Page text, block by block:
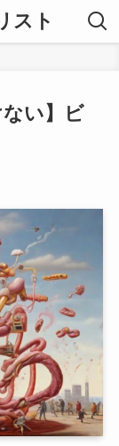
スト
ない】ビ